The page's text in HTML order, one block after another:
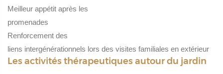
Meilleur appétit après les
promenades
Renforcement des
liens intergénérationnels lors des visites familiales en extérieur
Les activités thérapeutiques autour du jardin